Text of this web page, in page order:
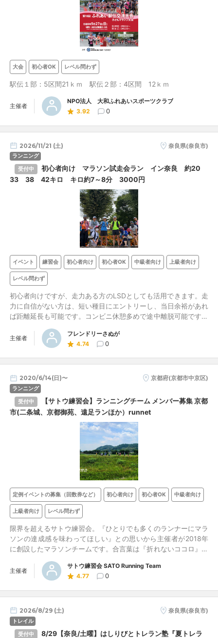
大会 初心者OK レベル問わず
駅伝１部：5区間21ｋｍ 駅伝２部：4区間 12ｋｍ
主催者
NPO法人 大和ふれあいスポーツクラブ
3.92
0
2026/11/21 (土) 奈良県(奈良市)
ランニング
受付中
初心者向け マラソン試走会ラン イン奈良 約20
33 38 42キロ キロ約7～8分 3000円
イベント 練習会 初心者向け 初心者OK 中級者向け 上級者向け
レベル問わず
初心者向けですが、走力ある方のLSDとしても活用できます。走
力に自信がない方は、短い種目にエントリーし、当日余裕があれ
ば距離延長も可能です。コンビニ休憩多めで途中離脱可能です。
すれば必ず気付きがあります。大会に出ない方も走れます。
主催者
フレンドリーさぬが
4.74
0
2020/6/14(日)〜 京都府(京都市中京区)
ランニング
受付中
【サトウ練習会】ランニングチーム メンバー募集 京都
市(二条城、京都御苑、遠足ランほか）runnet
定例イベントの募集（回数券など） 初心者向け 初心者OK 中級者向け
上級者向け レベル問わず
限界を超えるサトウ練習会。『ひとりでも多くのランナーにマラ
ソンの達成感を味わってほしい』との思いから主催者が2018年
に創設したマラソンチームです。合言葉は『折れないココロ』。
います。今より速くなりたい、自己ベストを更新したい。そうし
た意欲があれば、走力は問いません。主催者はメンバー一人ひと
りに走力アップにつながるアドバイスをします。
主催者
サトウ練習会 SATO Running Team
4.77
0
2026/8/29 (土) 奈良県(奈良市)
トレイル
受付中
8/29【奈良/土曜】はしりびとトレラン塾『夏トレラ